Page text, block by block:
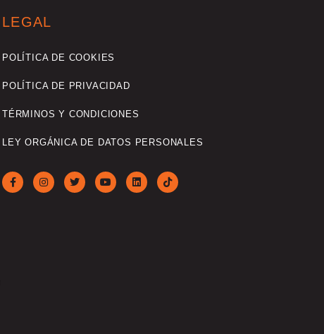
LEGAL
POLÍTICA DE COOKIES
POLÍTICA DE PRIVACIDAD
TÉRMINOS Y CONDICIONES
LEY ORGÁNICA DE DATOS PERSONALES